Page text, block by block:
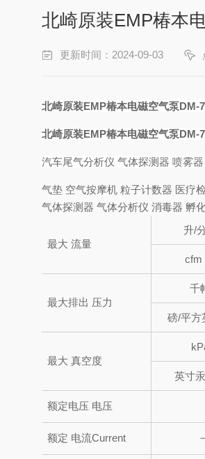
北崎原装EMP椿本
更新时间：2024-09-03
北崎原装EMP椿本电磁空气泵DM-
北崎原装EMP椿本电磁空气泵DM-
汽车尾气分析仪 气体探测器 喷雾
气垫 空气按摩机 粒子计数器 医疗
气体探测器 气体分析仪 消毒器 孵
最大 流量
升/
cfm
最大排出 压力
千
磅/平方
最大 真空度
英寸
额定电压 电压
额定 电流Current